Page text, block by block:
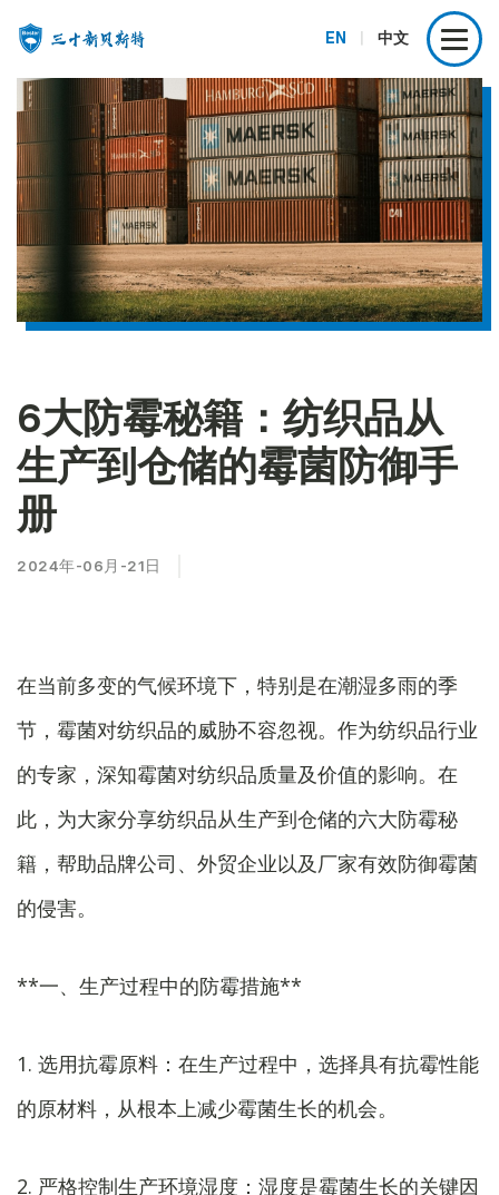
EN 中文
6大防霉秘籍：纺织品从
生产到仓储的霉菌防御手
册
2024年-06月-21日
在当前多变的气候环境下，特别是在潮湿多雨的季
节，霉菌对纺织品的威胁不容忽视。作为纺织品行业
的专家，深知霉菌对纺织品质量及价值的影响。在
此，为大家分享纺织品从生产到仓储的六大防霉秘
籍，帮助品牌公司、外贸企业以及厂家有效防御霉菌
的侵害。
**一、生产过程中的防霉措施**
1. 选用抗霉原料：在生产过程中，选择具有抗霉性能
的原材料，从根本上减少霉菌生长的机会。
2. 严格控制生产环境湿度：湿度是霉菌生长的关键因